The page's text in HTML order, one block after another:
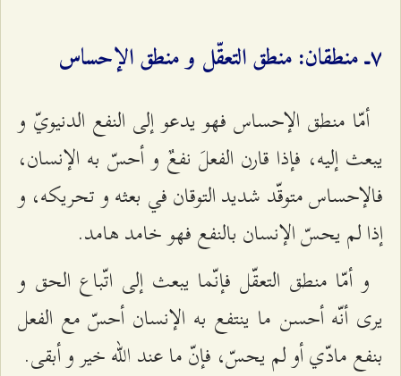
۷ـ منطقان: منطق التعقّل و منطق الإحساس
أمّا منطق الإحساس فهو يدعو إلى النفع الدنيويّ و
يبعث إليه، فإذا قارن الفعلَ نفعٌ و أحسّ به الإنسان،
فالإحساس متوقّد شديد التوقان في بعثه و تحريكه، و
إذا لم يحسّ الإنسان بالنفع فهو خامد هامد.
و أمّا منطق التعقّل فإنّما يبعث إلى اتّباع الحق و
يرى أنّه أحسن ما ينتفع به الإنسان أحسّ مع الفعل
بنفع مادّي أو لم يحسّ، فإنّ ما عند الله خير و أبقى.